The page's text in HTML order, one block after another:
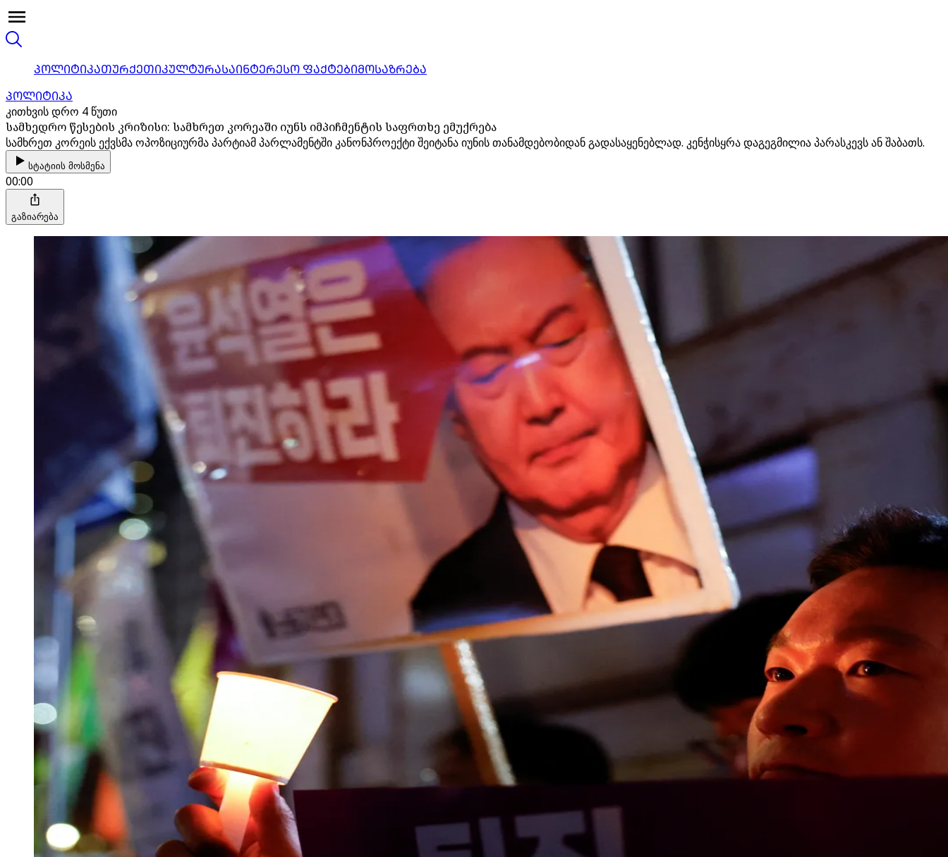
ᲞᲝᲚᲘᲢᲘᲙᲐᲗᲣᲠᲥᲔᲗᲘᲙᲣᲚᲢᲣᲠᲐᲡᲐᲘᲜᲢᲔᲠᲔᲡᲝ ᲤᲐᲥᲢᲔᲑᲘᲛᲝᲡᲐᲖᲠᲔᲑᲐ
ᲞᲝᲚᲘᲢᲘᲙᲐ
კითხვის დრო 4 წუთი
სამხედრო წესების კრიზისი: სამხრეთ კორეაში იუნს იმპიჩმენტის საფრთხე ემუქრება
სამხრეთ კორეის ექვსმა ოპოზიციურმა პარტიამ პარლამენტში კანონპროექტი შეიტანა იუნის თანამდებობიდან გადასაყენებლად. კენჭისყრა დაგეგმილია პარასკევს ან შაბათს.
სტატიის მოსმენა
00:00
გაზიარება